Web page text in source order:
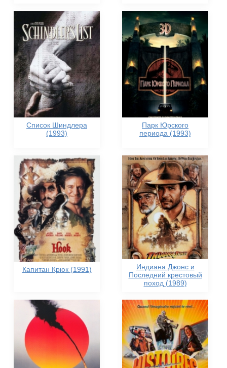
Список Шиндлера
(1993)
Парк Юрского
периода (1993)
Капитан Крюк (1991)
Индиана Джонс и
Последний крестовый
поход (1989)